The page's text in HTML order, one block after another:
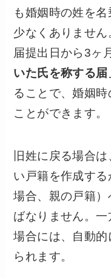
も婚姻時の姓を
少なくありませ
届提出日から3ヶ
いた氏を称する届
ることで、婚姻
ことができます。
旧姓に戻る場合
い戸籍を作成す
場合、親の戸籍
ばなりません。
場合には、自動
られます。